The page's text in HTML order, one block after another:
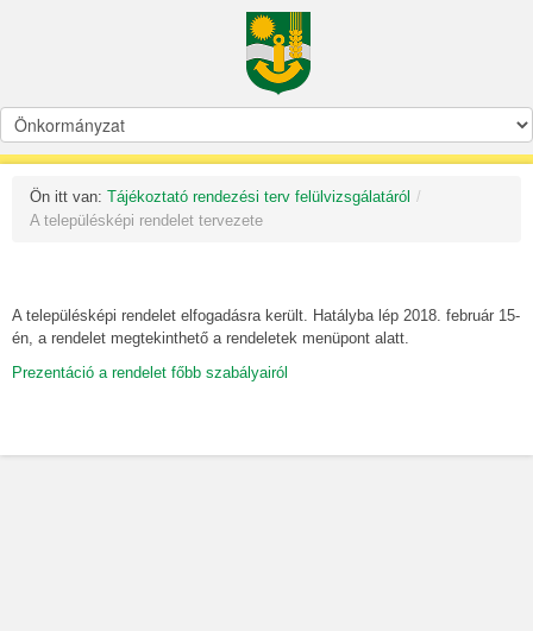
Ön itt van: Tájékoztató rendezési terv felülvizsgálatáról /
A településképi rendelet tervezete
A településképi rendelet elfogadásra került. Hatályba lép 2018. február 15-
én, a rendelet megtekinthető a rendeletek menüpont alatt.
Prezentáció a rendelet főbb szabályairól